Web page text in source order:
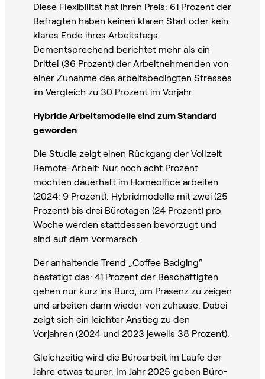
Diese Flexibilität hat ihren Preis: 61 Prozent der
Befragten haben keinen klaren Start oder kein
klares Ende ihres Arbeitstags.
Dementsprechend berichtet mehr als ein
Drittel (36 Prozent) der Arbeitnehmenden von
einer Zunahme des arbeitsbedingten Stresses
im Vergleich zu 30 Prozent im Vorjahr.
Hybride Arbeitsmodelle sind zum Standard
geworden
Die Studie zeigt einen Rückgang der Vollzeit
Remote-Arbeit: Nur noch acht Prozent
möchten dauerhaft im Homeoffice arbeiten
(2024: 9 Prozent). Hybridmodelle mit zwei (25
Prozent) bis drei Bürotagen (24 Prozent) pro
Woche werden stattdessen bevorzugt und
sind auf dem Vormarsch.
Der anhaltende Trend „Coffee Badging“
bestätigt das: 41 Prozent der Beschäftigten
gehen nur kurz ins Büro, um Präsenz zu zeigen
und arbeiten dann wieder von zuhause. Dabei
zeigt sich ein leichter Anstieg zu den
Vorjahren (2024 und 2023 jeweils 38 Prozent).
Gleichzeitig wird die Büroarbeit im Laufe der
Jahre etwas teurer. Im Jahr 2025 geben Büro-